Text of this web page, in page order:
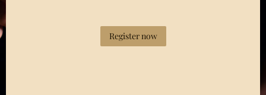
Register now